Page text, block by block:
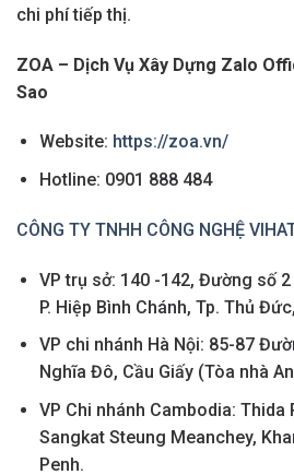
chi phí tiếp thị.
ZOA – Dịch Vụ Xây Dựng Zalo
Sao
Website: https://zoa.vn/
Hotline: 0901 888 484
CÔNG TY TNHH CÔNG NGHỆ
VP trụ sở: 140 -142, Đường số
P. Hiệp Bình Chánh, Tp. Thủ
VP chi nhánh Hà Nội: 85-87
Nghĩa Đô, Cầu Giấy (Tòa nhà
VP Chi nhánh Cambodia: Thida
Sangkat Steung Meanchey,
Penh.